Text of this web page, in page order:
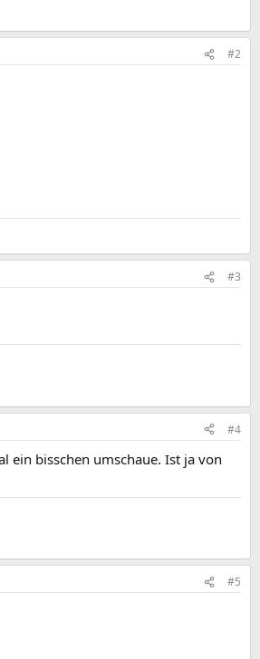
#2
#3
#4
ein bisschen umschaue. Ist ja von
#5